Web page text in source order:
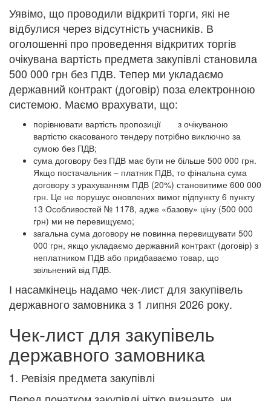
Уявімо, що проводили відкриті торги, які не
відбулися через відсутність учасників. В
оголошенні про проведення відкритих торгів
очікувана вартість предмета закупівлі становила
500 000 грн без ПДВ. Тепер ми укладаємо
державний контракт (договір) поза електронною
системою. Маємо врахувати, що:
порівнювати вартість пропозиції з очікуваною
вартістю скасованого тендеру потрібно виключно за
сумою без ПДВ;
сума договору без ПДВ має бути не більше 500 000 грн.
Якщо постачальник – платник ПДВ, то фінальна сума
договору з урахуванням ПДВ (20%) становитиме 600 000
грн. Це не порушує оновлених вимог підпункту 6 пункту
13 Особливостей № 1178, адже «базову» ціну (500 000
грн) ми не перевищуємо;
загальна сума договору не повинна перевищувати 500
000 грн, якщо укладаємо державний контракт (договір) з
неплатником ПДВ або придбаваємо товар, що
звільнений від ПДВ.
І насамкінець надамо чек-лист для закупівель
державного замовника з 1 липня 2026 року.
Чек-лист для закупівель
державного замовника
1. Ревізія предмета закупівлі